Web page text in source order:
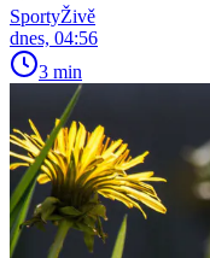
SportyŽivě
dnes, 04:56
3 min